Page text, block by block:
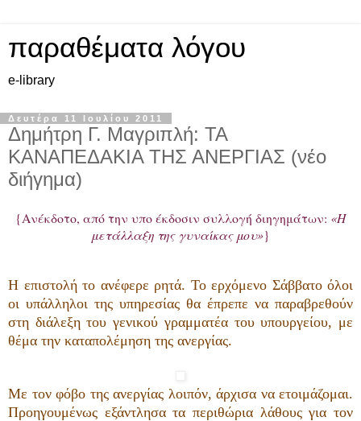
παραθέματα λόγου
e-library
Δευτέρα 11 Ιουλίου 2011
Δημήτρη Γ. Μαγριπλή: ΤΑ
ΚΑΝΑΠΕΔΑΚΙΑ ΤΗΣ ΑΝΕΡΓΙΑΣ (νέο
διήγημα)
{Ανέκδοτο, από την υπο έκδοσιν συλλογή διηγημάτων: «Η
μετάλλαξη της γυναίκας μου»}
Η επιστολή το ανέφερε ρητά. Το ερχόμενο Σάββατο όλοι
οι υπάλληλοι της υπηρεσίας θα έπρεπε να παραβρεθούν
στη διάλεξη του γενικού γραμματέα του υπουργείου, με
θέμα την καταπολέμηση της ανεργίας.
Με τον φόβο της ανεργίας λοιπόν, άρχισα να ετοιμάζομαι.
Προηγουμένως εξάντλησα τα περιθώρια λάθους για τον